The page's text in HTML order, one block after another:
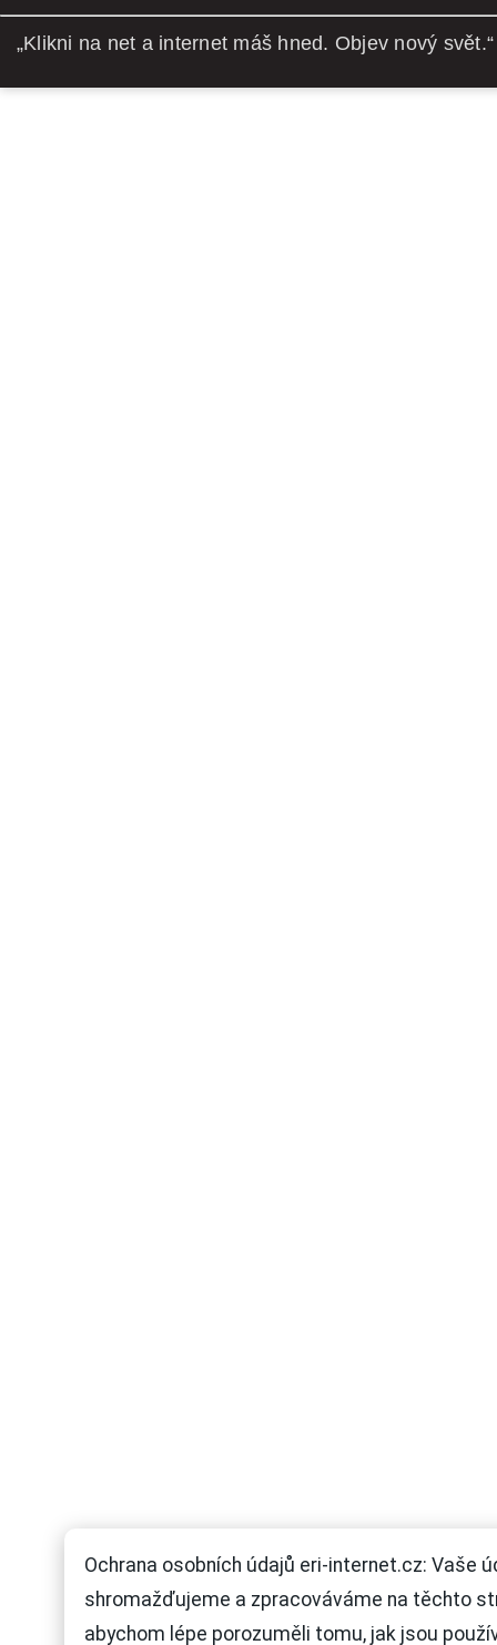
Ochrana osobních údajů eri-internet.cz: Vaše
shromažďujeme a zpracováváme na těchto
abychom lépe porozuměli tomu, jak jsou
„Klikni na net a internet máš hned. Objev nový svět.“